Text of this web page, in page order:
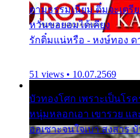
ตามธรรมเนียม ติ๋มจะเตรี
หวั่นขอยอมได้เคียง
รักติ๋มแน่หรือ - หงษ์ทอง ด
51 views • 10.07.2569
บัวทองโศก เพราะเป็นโ
หนุ่มหลอกเอา เขารวย แ
ออเซาะจนใจเบา สงสาร